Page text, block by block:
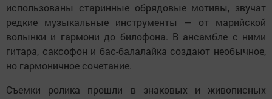
использованы старинные обрядовые мотивы, звучат
редкие музыкальные инструменты — от марийской
волынки и гармони до билофона. В ансамбле с ними
гитара, саксофон и бас-балалайка создают необычное,
но гармоничное сочетание.
Съемки ролика прошли в знаковых и живописных